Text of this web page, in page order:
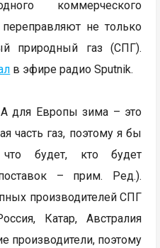
коммерческого
не только
природный газ (СПГ).
в эфире радио Sputnik.
для Европы зима – это
часть газ, поэтому я бы
что будет, кто будет
– прим. Ред.).
производителей СПГ
Катар, Австралия
производители, поэтому